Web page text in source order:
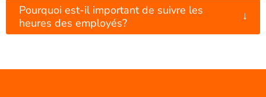
Pourquoi est-il important de suivre les
heures des employés?
↓